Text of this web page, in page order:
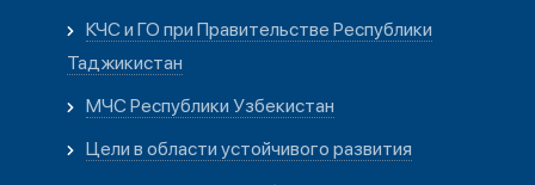
КЧС и ГО при Правительстве Республики
Таджикистан
МЧС Республики Узбекистан
Цели в области устойчивого развития